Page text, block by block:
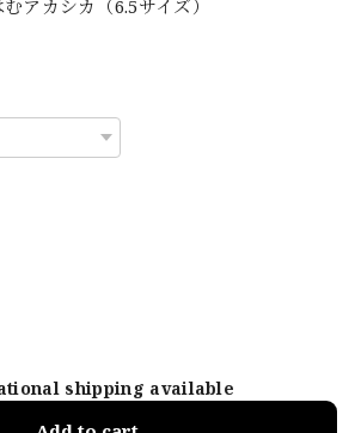
アカシカ（6.5サイズ）
shipping available